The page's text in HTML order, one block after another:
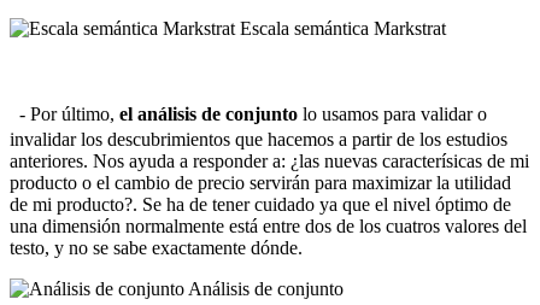
Escala semántica Markstrat
- Por último, el análisis de conjunto lo usamos para validar o
invalidar los descubrimientos que hacemos a partir de los estudios
anteriores. Nos ayuda a responder a: ¿las nuevas caracterísicas de mi
producto o el cambio de precio servirán para maximizar la utilidad
de mi producto?. Se ha de tener cuidado ya que el nivel óptimo de
una dimensión normalmente está entre dos de los cuatros valores del
testo, y no se sabe exactamente dónde.
Análisis de conjunto